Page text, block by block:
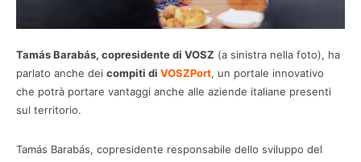
Tamás Barabás, copresidente di VOSZ (a sinistra nella foto), ha
parlato anche dei compiti di VOSZPort, un portale innovativo
che potrà portare vantaggi anche alle aziende italiane presenti
sul territorio.
Tamás Barabás, copresidente responsabile dello sviluppo del